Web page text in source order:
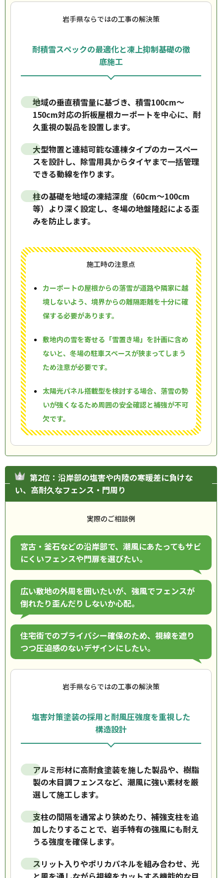
岩手県ならではの工事の解決策
耐積雪スペックの最適化と凍上抑制基礎の徹
底施工
地域の垂直積雪量に基づき、積雪100cm〜
150cm対応の折板屋根カーポートを中心に、耐
久重視の製品を設置します。
大型物置と連結可能な連棟タイプのカースペー
スを設計し、除雪用具からタイヤまで一括管理
できる動線を作ります。
柱の基礎を地域の凍結深度（60cm〜100cm
等）より深く設定し、冬場の地盤隆起による歪
みを防止します。
施工時の注意点
カーポートの屋根からの落雪が道路や隣家に越
境しないよう、境界からの離隔距離を十分に確
保する必要があります。
敷地内の雪を寄せる「雪置き場」を計画に含め
ないと、冬場の駐車スペースが狭まってしまう
ため注意が必要です。
太陽光パネル搭載型を検討する場合、落雪の勢
いが強くなるため周囲の安全確認と補強が不可
欠です。
第2位：沿岸部の塩害や内陸の寒暖差に負けな
い、高耐久なフェンス・門周り
実際のご相談例
宮古・釜石などの沿岸部で、潮風にあたってもサビ
にくいフェンスや門扉を選びたい。
広い敷地の外周を囲いたいが、強風でフェンスが
倒れたり歪んだりしないか心配。
住宅街でのプライバシー確保のため、視線を遮り
つつ圧迫感のないデザインにしたい。
岩手県ならではの工事の解決策
塩害対策塗装の採用と耐風圧強度を重視した
構造設計
アルミ形材に高耐食塗装を施した製品や、樹脂
製の木目調フェンスなど、潮風に強い素材を厳
選して施工します。
支柱の間隔を通常より狭めたり、補強支柱を追
加したりすることで、岩手特有の強風にも耐え
うる強度を確保します。
スリット入りやポリカパネルを組み合わせ、光